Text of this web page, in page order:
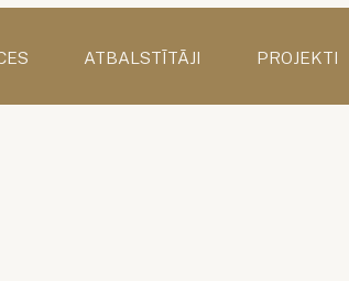
ATBALSTĪTĀJI PROJEKTI